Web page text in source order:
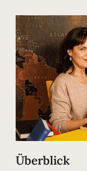
Überblick